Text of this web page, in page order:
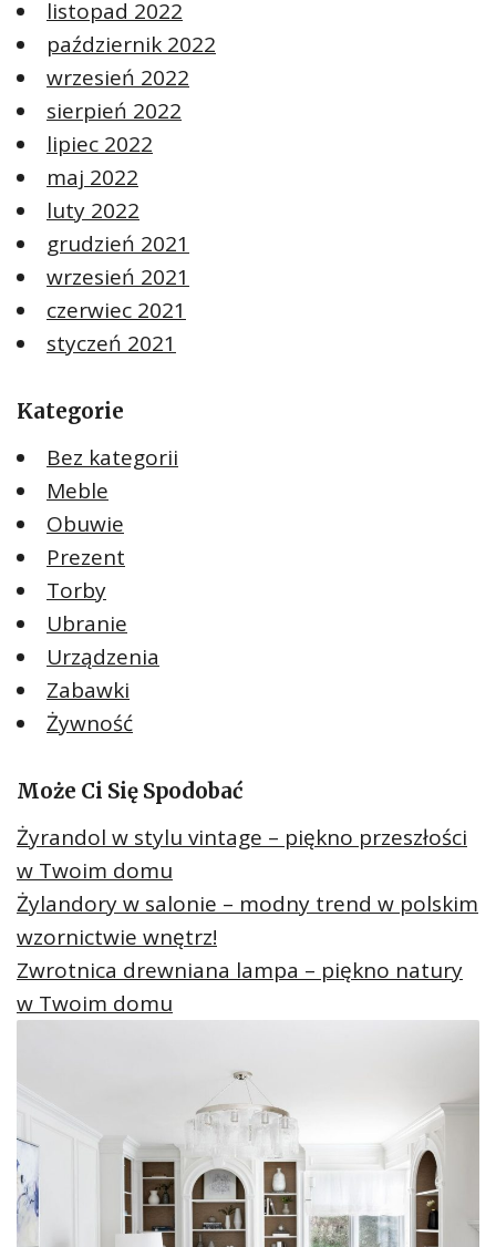
listopad 2022
październik 2022
wrzesień 2022
sierpień 2022
lipiec 2022
maj 2022
luty 2022
grudzień 2021
wrzesień 2021
czerwiec 2021
styczeń 2021
Kategorie
Bez kategorii
Meble
Obuwie
Prezent
Torby
Ubranie
Urządzenia
Zabawki
Żywność
Może Ci Się Spodobać
Żyrandol w stylu vintage – piękno przeszłości
w Twoim domu
Żylandory w salonie – modny trend w polskim
wzornictwie wnętrz!
Zwrotnica drewniana lampa – piękno natury
w Twoim domu